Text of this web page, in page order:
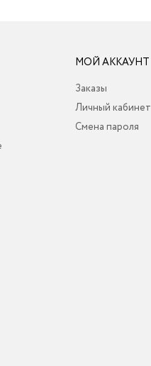
МОЙ АККАУНТ
Заказы
Личный кабинет
Смена пароля